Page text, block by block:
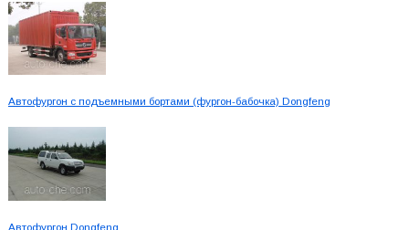
Автофургон с подъемными бортами (фургон-бабочка) Dongfeng
Автофургон Dongfeng